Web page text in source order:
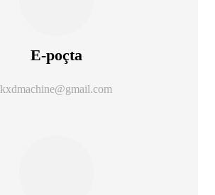
E-poçta
kxdmachine@gmail.com